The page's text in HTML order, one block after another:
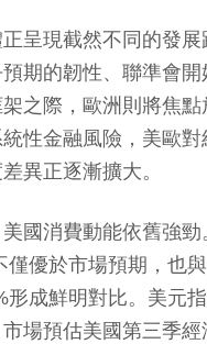
呈現截然不同的發展
期的韌性、聯準會
之際，歐洲則將焦點
性金融風險，美歐對
異正逐漸擴大。
國消費動能依舊強勁
僅優於市場預期，也
形成鮮明對比。美元
場預估美國第三季